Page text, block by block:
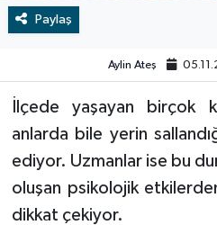
Paylaş
Aylin Ateş
İlçede yaşayan birçok
anlarda bile yerin
ediyor. Uzmanlar ise bu
oluşan psikolojik
dikkat çekiyor.
Künye
Vefat